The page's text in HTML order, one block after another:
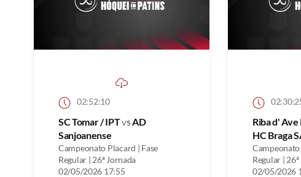
02:52:10
SC Tomar / IPTvsAD
Sanjoanense
Campeonato Placard | Fase
Regular | 26ª Jornada
02/05/2026 17:55
Riba d'
HC Braga
Campeonato
Regular |
02/05/2026